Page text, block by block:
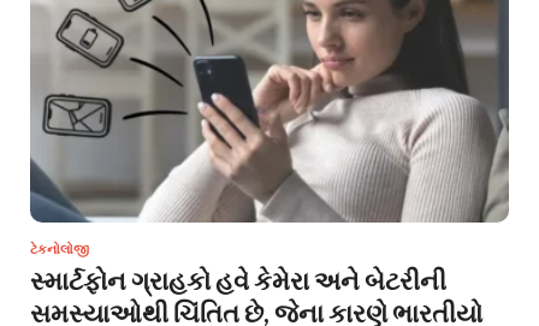
ટેકનોલોજી
સ્માર્ટફોન ગ્રાહકો હવે કેમેરા અને બેટરીની
સમસ્યાઓથી ચિંતિત છે, જેના કારણે ભારતીયો